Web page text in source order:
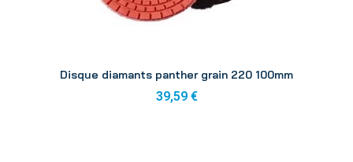
Disque diamants panther grain 220 100mm
39,59 €